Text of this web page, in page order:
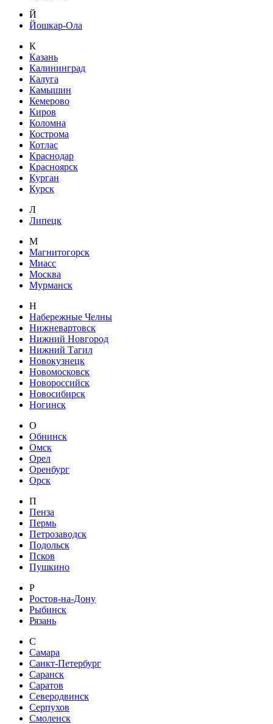
Й
Йошкар-Ола
К
Казань
Калининград
Калуга
Камышин
Кемерово
Киров
Коломна
Кострома
Котлас
Краснодар
Красноярск
Курган
Курск
Л
Липецк
М
Магнитогорск
Миасс
Москва
Мурманск
Н
Набережные Челны
Нижневартовск
Нижний Новгород
Нижний Тагил
Новокузнецк
Новомосковск
Новороссийск
Новосибирск
Ногинск
О
Обнинск
Омск
Орел
Оренбург
Орск
П
Пенза
Пермь
Петрозаводск
Подольск
Псков
Пушкино
Р
Ростов-на-Дону
Рыбинск
Рязань
С
Самара
Санкт-Петербург
Саранск
Саратов
Северодвинск
Серпухов
Смоленск